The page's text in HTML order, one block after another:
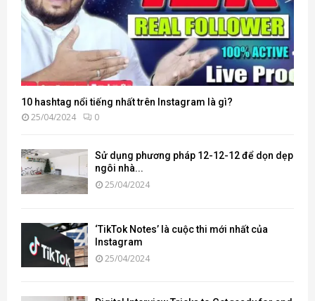
10 hashtag nổi tiếng nhất trên Instagram là gì?
25/04/2024 0
Sử dụng phương pháp 12-12-12 để dọn dẹp
ngôi nhà...
25/04/2024
‘TikTok Notes’ là cuộc thi mới nhất của
Instagram
25/04/2024